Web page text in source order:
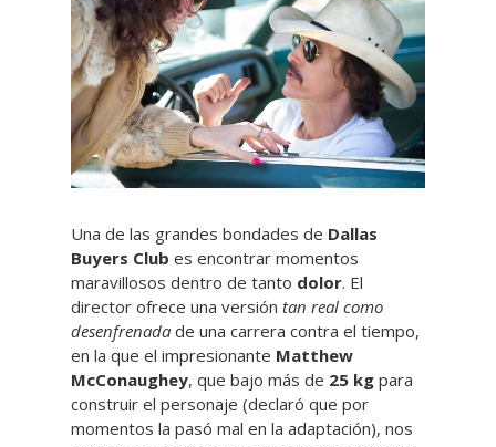
Una de las grandes bondades de Dallas
Buyers Club es encontrar momentos
maravillosos dentro de tanto dolor. El
director ofrece una versión tan real como
desenfrenada de una carrera contra el tiempo,
en la que el impresionante Matthew
McConaughey, que bajo más de 25 kg para
construir el personaje (declaró que por
momentos la pasó mal en la adaptación), nos